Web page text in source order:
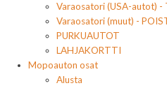
Varaosatori (USA-autot) -
Varaosatori (muut) -
PURKUAUTOT
LAHJAKORTTI
Mopoauton osat
Alusta